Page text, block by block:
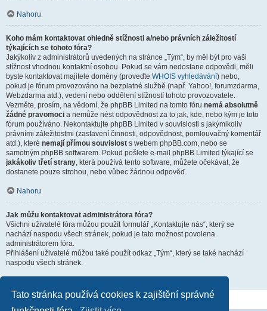
Tato stránka používá cookies k zajištění správné
Nahoru
Koho mám kontaktovat ohledně stížnosti a/nebo právních záležitostí
týkajících se tohoto fóra?
Jakýkoliv z administrátorů uvedených na stránce „Tým“, by měl být pro vaši
stížnost vhodnou kontaktní osobou. Pokud se vám nedostane odpovědi, měli
byste kontaktovat majitele domény (proveďte WHOIS vyhledávání) nebo,
pokud je fórum provozováno na bezplatné službě (např. Yahoo!, forumzdarma,
Webzdarma atd.), vedení nebo oddělení stížností tohoto provozovatele.
Vezměte, prosím, na vědomí, že phpBB Limited na tomto fóru nemá absolutně
žádné pravomoci a nemůže nést odpovědnost za to jak, kde, nebo kým je toto
fórum používáno. Nekontaktujte phpBB Limited v souvislosti s jakýmikoliv
právními záležitostmi (zastavení činnosti, odpovědnost, pomlouvačný komentář
atd.), které nemají přímou souvislost s webem phpBB.com, nebo se
samotným phpBB softwarem. Pokud pošlete e-mail phpBB Limited týkající se
jakákoliv třetí strany, která používá tento software, můžete očekávat, že
dostanete pouze strohou, nebo vůbec žádnou odpověď.
Nahoru
Jak můžu kontaktovat administrátora fóra?
Všichni uživatelé fóra můžou použít formulář „Kontaktujte nás“, který se
nachází naspodu všech stránek, pokud je tato možnost povolena
administrátorem fóra.
Přihlášení uživatelé můžou také použít odkaz „Tým“, který se také nachází
naspodu všech stránek.